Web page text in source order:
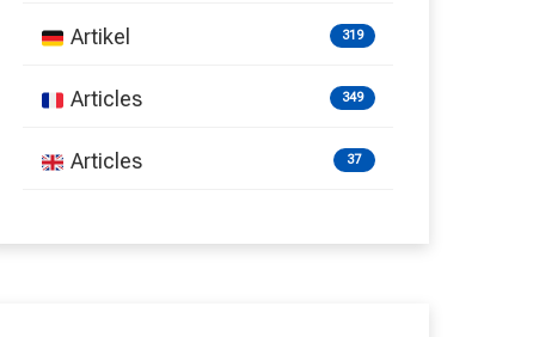
Artikel 319
Articles 349
Articles 37